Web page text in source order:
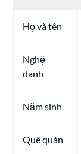
Họ và tên
Nghệ
danh
Năm sinh
Quê quán